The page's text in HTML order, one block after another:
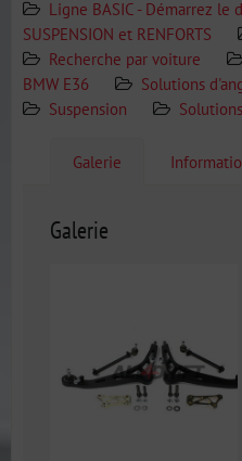
Ligne BASIC - Démarrez le
SUSPENSION et RENFORTS
Recherche par voiture
BMW E36
Solutions
Suspension
Galerie
Galerie